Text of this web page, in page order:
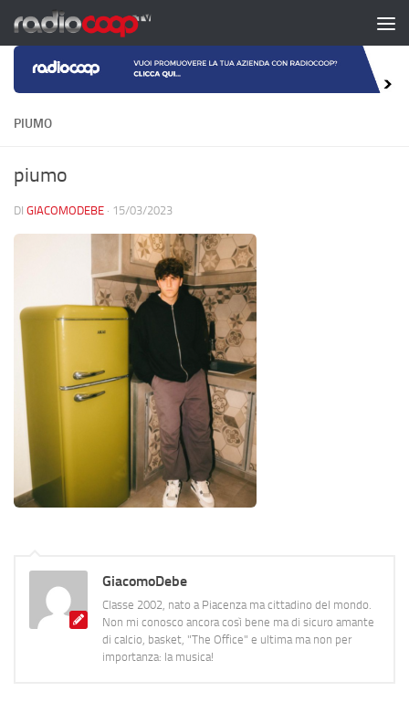
Salta al contenuto
PIUMO
piumo
DI GIACOMODEBE · 15/03/2023
GiacomoDebe
Classe 2002, nato a Piacenza ma cittadino del mondo.
Non mi conosco ancora così bene ma di sicuro amante
di calcio, basket, "The Office" e ultima ma non per
importanza: la musica!